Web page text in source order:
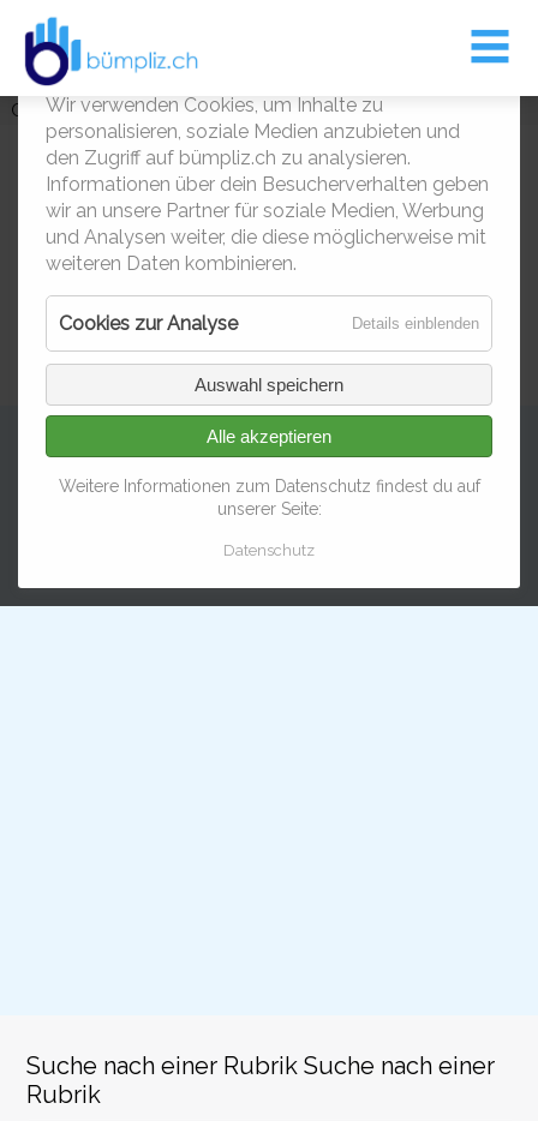
Cookies – Nicht die zum Essen
Wir verwenden Cookies, um Inhalte zu
personalisieren, soziale Medien anzubieten und
den Zugriff auf bümpliz.ch zu analysieren.
Informationen über dein Besucherverhalten geben
wir an unsere Partner für soziale Medien, Werbung
und Analysen weiter, die diese möglicherweise mit
weiteren Daten kombinieren.
Cookies zur Analyse Details einblendenfür
Cookies
zur
Auswahl speichern
Alle akzeptieren
Weitere Informationen zum Datenschutz findest du auf
unserer Seite:
Datenschutz
Gewerbe
Das Gewerbe in
Bümpliz-Bethlehem
Unsere Experten in Bern-
West
Suche nach einer Rubrik Suche nach einer
Rubrik
Über Bümpliz / Bethlehem
Siedlungen & Quartiere
Impressionen
Entsorgungskalender
Gastronomie
Kinder & Jugendliche
Kindertagesstätten
Kirchen
Quartiervereine
Räume zum Mieten
Informationen zur Entsorgung
Musik aus Bern-West
Die Macher